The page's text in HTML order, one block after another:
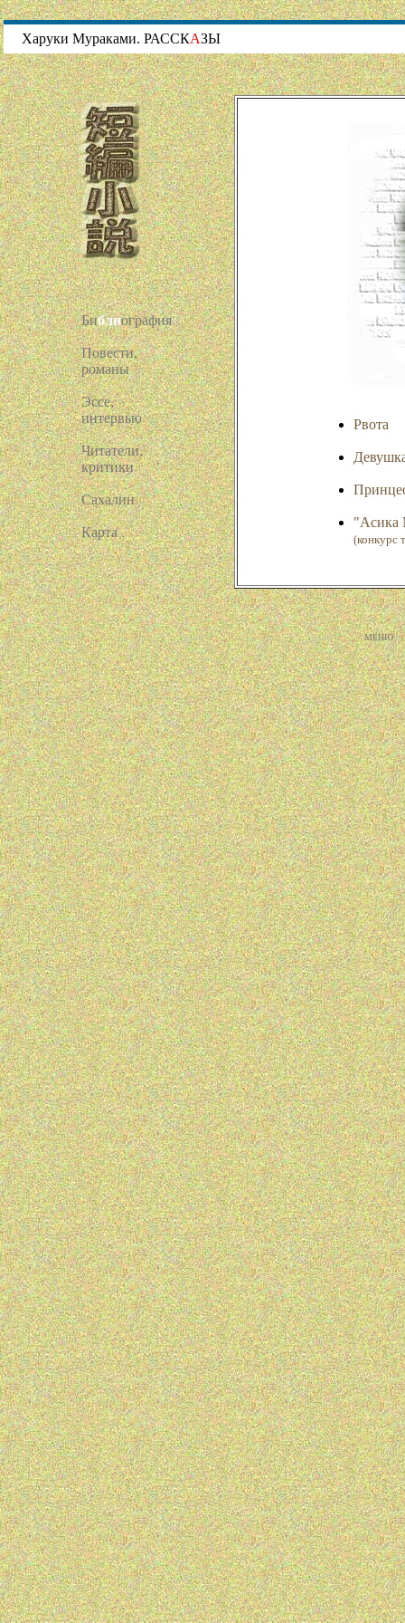
Харуки Мураками. РАССКAЗЫ
Библиография
Повести,
романы
Эссе,
интервью
Читатели,
критики
Сахалин
Карта
Рвота
"Асика
(конкурс
МЕНЮ